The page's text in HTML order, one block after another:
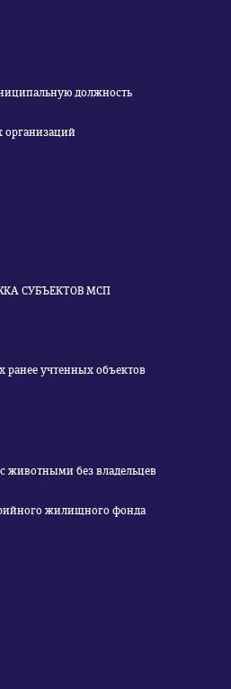
должность
организаций
СУБЪЕКТОВ МСП
ранее учтенных объектов
животными без владельцев
жилищного фонда